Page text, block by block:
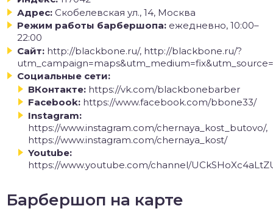
Адрес: Скобелевская ул., 14, Москва
Режим работы барбершопа: ежедневно, 10:00–
22:00
Сайт: http://blackbone.ru/, http://blackbone.ru/?
Социальные сети:
ВКонтакте: https://vk.com/blackbonebarber
Facebook: https://www.facebook.com/bbone33/
Instagram:
https://www.instagram.com/chernaya_kost_butovo/,
https://www.instagram.com/chernaya_kost/
Youtube:
https://www.youtube.com/channel/
Барбершоп на карте